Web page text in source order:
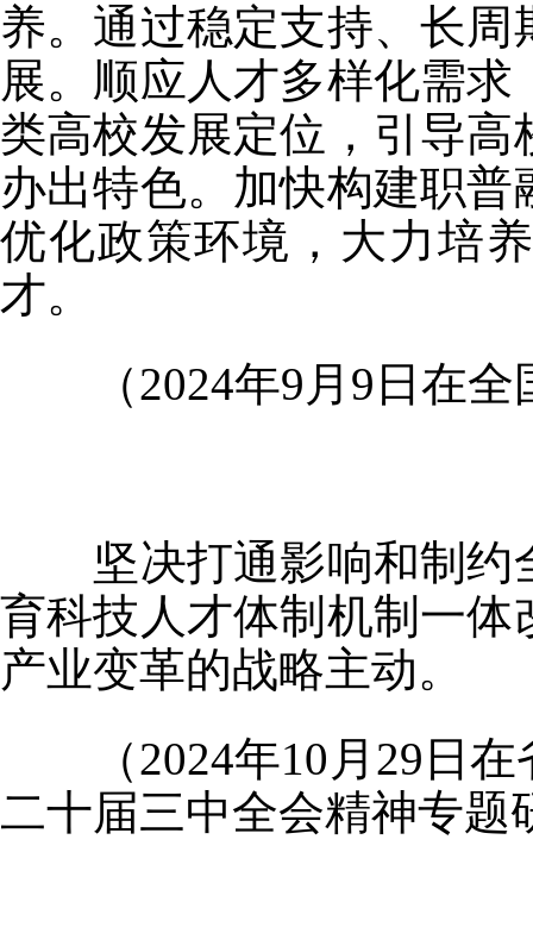
养。通过稳定支持、长
展。顺应人才多样化需
类高校发展定位，引导
办出特色。加快构建职
优化政策环境，大力培
才。
（2024年9月9日在全
坚决打通影响和制约
育科技人才体制机制一
产业变革的战略主动。
（2024年10月29日在
二十届三中全会精神专题